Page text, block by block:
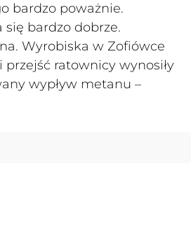
bardzo poważnie.
się bardzo dobrze.
Wyrobiska w Zofiówce
ratownicy wynosiły
wypływ metanu –